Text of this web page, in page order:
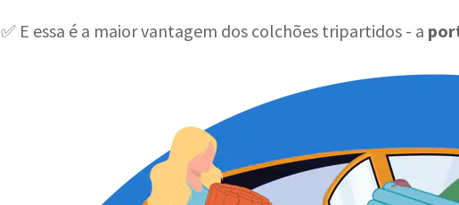
✅ E essa é a maior vantagem dos colchões tripartidos - a